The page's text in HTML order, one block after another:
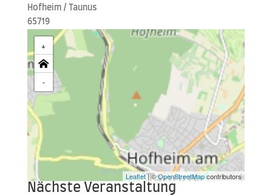
Hof­heim / Tau­nus
65719
+
-
Leaflet| ©OpenStreetMapcontributors
Nächste Veranstaltung